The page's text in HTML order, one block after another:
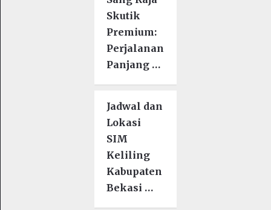
Skutik
Premium:
Perjalanan
Panjang …
Jadwal dan
Lokasi
SIM
Keliling
Kabupaten
Bekasi …